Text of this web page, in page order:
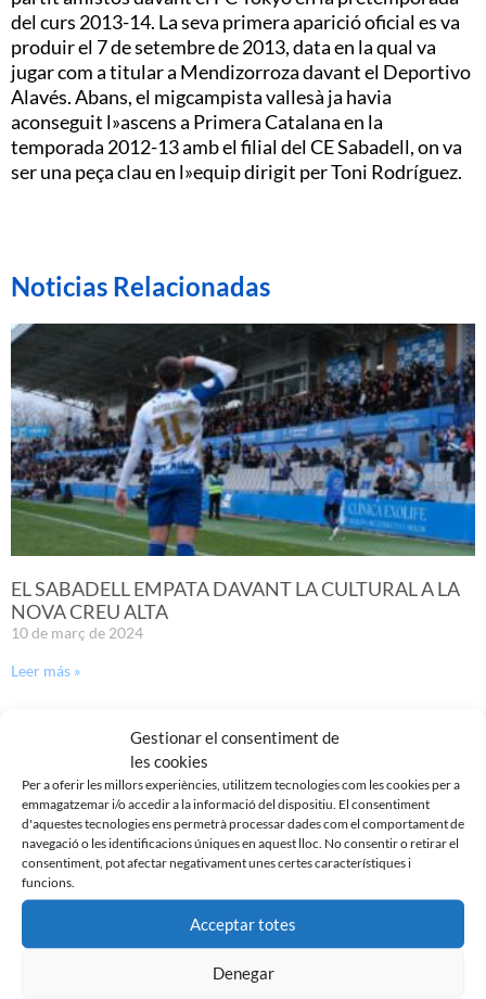
Gestionar el consentiment de
les cookies
Per a oferir les millors experiències, utilitzem tecnologies com les cookies per a
emmagatzemar i/o accedir a la informació del dispositiu. El consentiment
d'aquestes tecnologies ens permetrà processar dades com el comportament de
navegació o les identificacions úniques en aquest lloc. No consentir o retirar el
consentiment, pot afectar negativament unes certes característiques i
funcions.
Acceptar totes
Denegar
del curs 2013-14. La seva primera aparició oficial es va
produir el 7 de setembre de 2013, data en la qual va
jugar com a titular a Mendizorroza davant el Deportivo
Alavés. Abans, el migcampista vallesà ja havia
aconseguit l»ascens a Primera Catalana en la
temporada 2012-13 amb el filial del CE Sabadell, on va
ser una peça clau en l»equip dirigit per Toni Rodríguez.
Noticias Relacionadas
EL SABADELL EMPATA DAVANT LA CULTURAL A LA
NOVA CREU ALTA
10 de març de 2024
Leer más »
PRÈVIA | CE SABADELL – CULTURAL LEONESA